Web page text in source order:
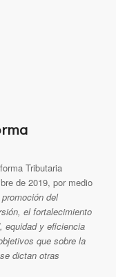
Tributaria
de 2019, por medio
del
el fortalecimiento
equidad y eficiencia
que sobre la
dictan otras